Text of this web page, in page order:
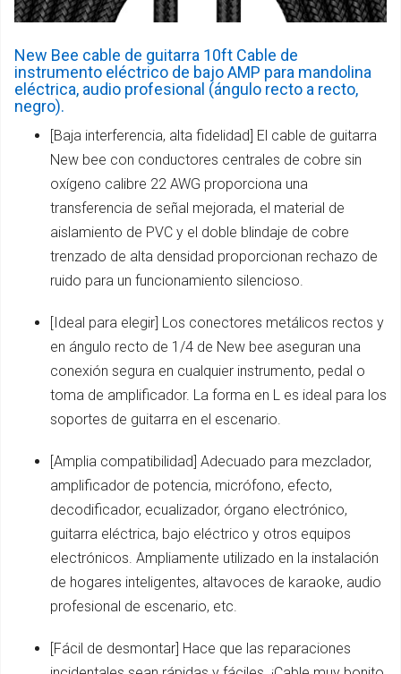
New Bee cable de guitarra 10ft Cable de
instrumento eléctrico de bajo AMP para mandolina
eléctrica, audio profesional (ángulo recto a recto,
negro).
[Baja interferencia, alta fidelidad] El cable de guitarra
New bee con conductores centrales de cobre sin
oxígeno calibre 22 AWG proporciona una
transferencia de señal mejorada, el material de
aislamiento de PVC y el doble blindaje de cobre
trenzado de alta densidad proporcionan rechazo de
ruido para un funcionamiento silencioso.
[Ideal para elegir] Los conectores metálicos rectos y
en ángulo recto de 1/4 de New bee aseguran una
conexión segura en cualquier instrumento, pedal o
toma de amplificador. La forma en L es ideal para los
soportes de guitarra en el escenario.
[Amplia compatibilidad] Adecuado para mezclador,
amplificador de potencia, micrófono, efecto,
decodificador, ecualizador, órgano electrónico,
guitarra eléctrica, bajo eléctrico y otros equipos
electrónicos. Ampliamente utilizado en la instalación
de hogares inteligentes, altavoces de karaoke, audio
profesional de escenario, etc.
[Fácil de desmontar] Hace que las reparaciones